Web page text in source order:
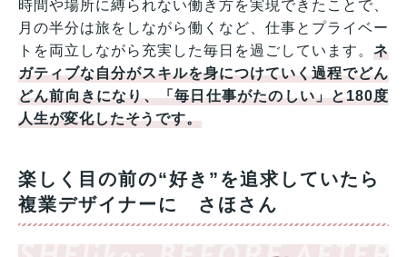
時間や場所に縛られない働き方を実現できたことで、
月の半分は旅をしながら働くなど、仕事とプライベー
トを両立しながら充実した毎日を過ごしています。ネ
ガティブな自分がスキルを身につけていく過程でどん
どん前向きになり、「毎日仕事がたのしい」と180度
人生が変化したそうです。
楽しく目の前の“好き”を追求していたら
複業デザイナーに さほさん